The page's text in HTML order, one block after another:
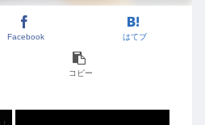
Facebook はてブ
コピー